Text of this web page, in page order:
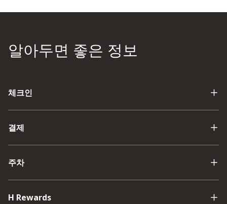
알아두면 좋은 정보
체크인
결제
주차
H Rewards